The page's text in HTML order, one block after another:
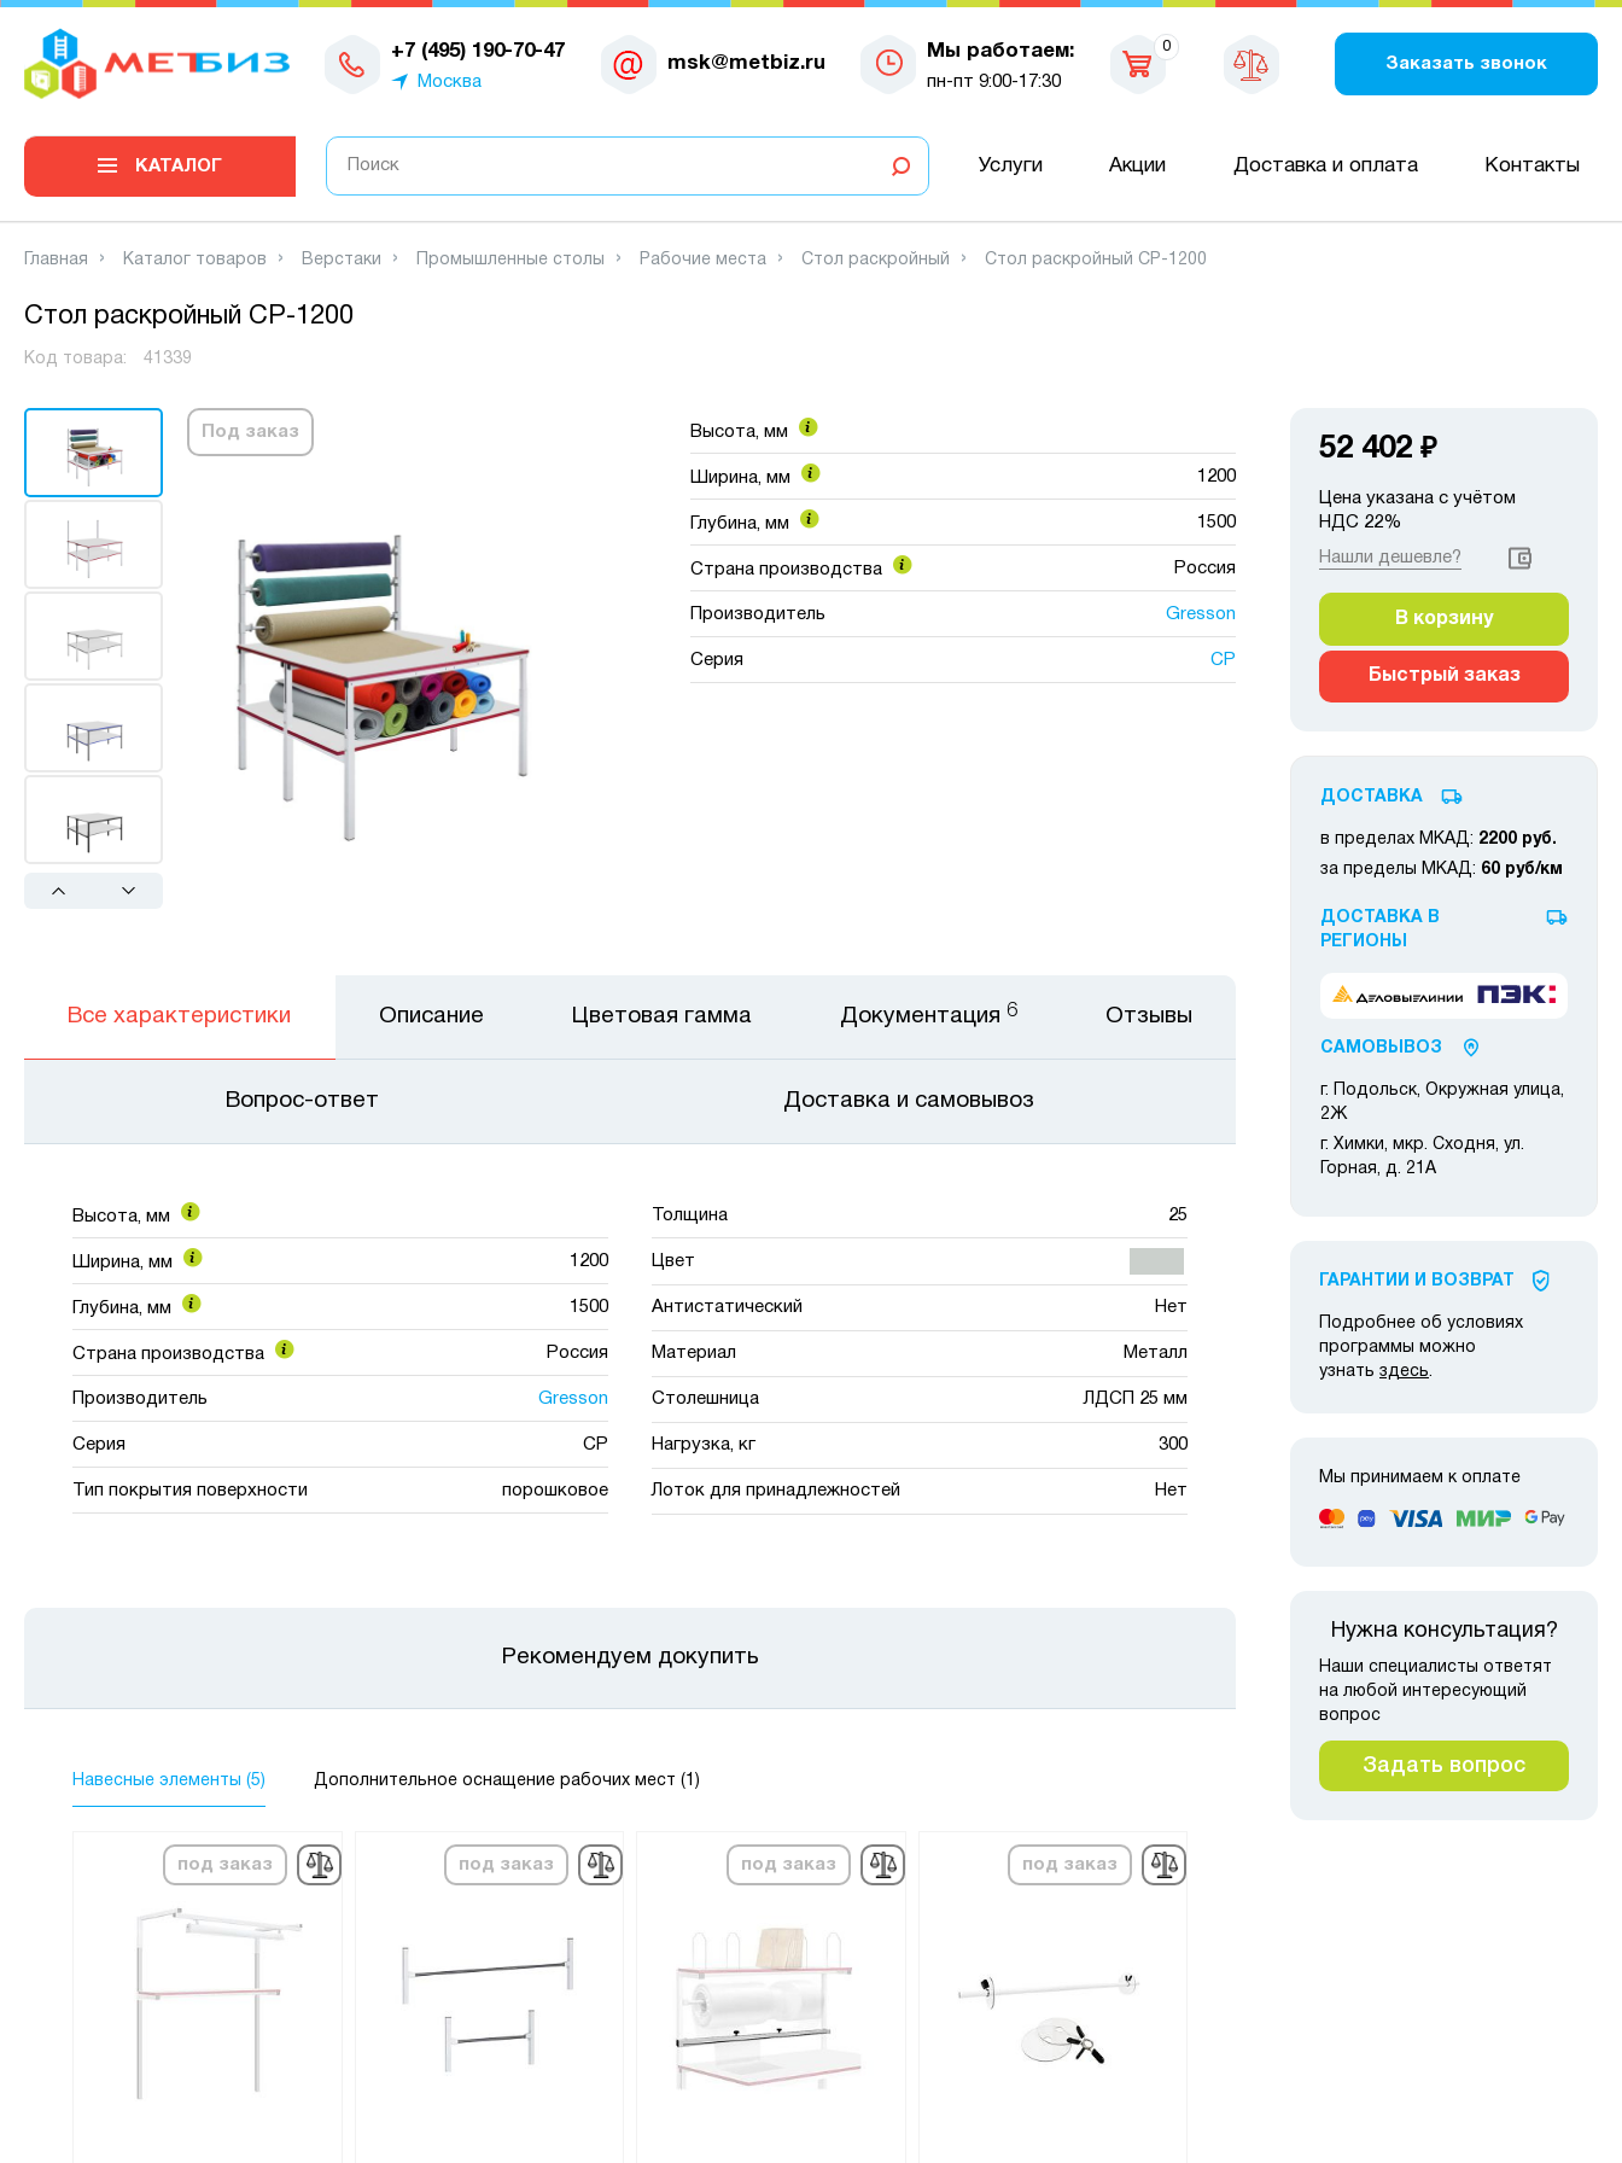
+7 (495) 190-70-47
Москва
msk@metbiz.ru
Мы работаем:
пн-пт 9:00-17:30
0
Заказать звонок
0
КАТАЛОГ Услуги Акции Доставка и оплата Контакты
Главная Каталог товаров Верстаки Промышленные столы Рабочие места Стол раскройный Стол раскройный СР-1200
Стол раскройный СР-1200
Код товара: 41339
Previous Next
Под заказ Высота, мм
Ширина, мм 1200
Глубина, мм 1500
Страна производства Россия
Производитель Gresson
Серия СР
Все характеристики
Высота, мм
Ширина, мм 1200
Глубина, мм 1500
Страна производства Россия
Производитель Gresson
Серия СР
Тип покрытия поверхности порошковое
Толщина 25
Цвет
Антистатический Нет
Материал Металл
Столешница ЛДСП 25 мм
Нагрузка, кг 300
Лоток для принадлежностей Нет
Описание Цветовая гамма Документация 6 Отзывы
Вопрос-ответ Доставка и самовывоз
Рекомендуем докупить
Навесные элементы (5) Дополнительное оснащение рабочих мест (1)
под заказ под заказ под заказ под заказ
52 402 ₽
Цена указана с учётом
НДС 22%
Нашли дешевле?
В корзину
Быстрый заказ
ДОСТАВКА
в пределах МКАД: 2200 руб.
за пределы МКАД: 60 руб/км
ДОСТАВКА В
РЕГИОНЫ
САМОВЫВОЗ
г. Подольск, Окружная улица,
2Ж
г. Химки, мкр. Сходня, ул.
Горная, д. 21А
ГАРАНТИИ И ВОЗВРАТ
Подробнее об условиях
программы можно
узнать здесь.
Мы принимаем к оплате
Нужна консультация?
Наши специалисты ответят
на любой интересующий
вопрос
Задать вопрос